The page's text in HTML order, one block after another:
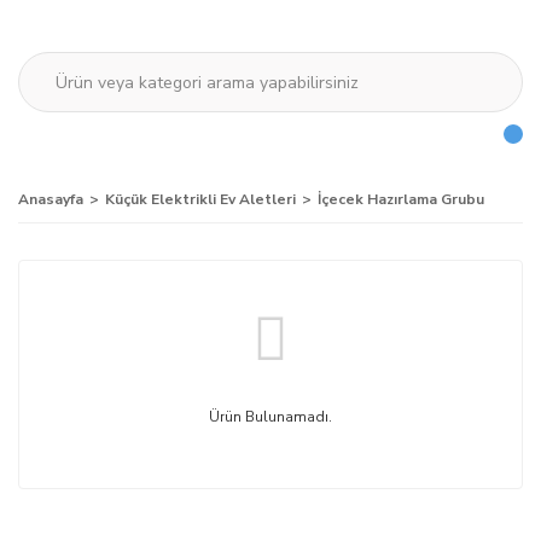
Anasayfa Küçük Elektrikli Ev Aletleri İçecek Hazırlama Grubu
Ürün Bulunamadı.